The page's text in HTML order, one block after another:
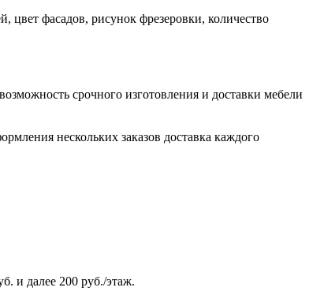
фасадов, рисунок фрезеровки, количество
срочного изготовления и доставки мебели
нескольких заказов доставка каждого
и далее 200 руб./этаж.